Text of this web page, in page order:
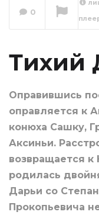
0
Тихий
Оправившись
оправляется к
конюха Сашку,
Аксиньи.
возвращается к
родилась
Дарьи со
Прокопьевича